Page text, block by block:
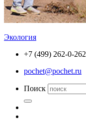
Экология
+7 (499) 262-0-262
pochet@pochet.ru
Поиск